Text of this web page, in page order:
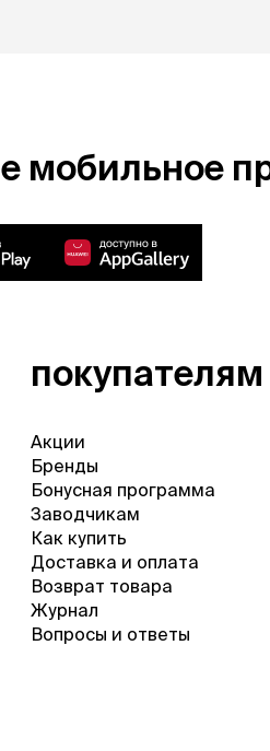
мобильное
покупателям
Акции
Бренды
Бонусная программа
Заводчикам
Как купить
Доставка и оплата
Возврат товара
Журнал
Вопросы и ответы